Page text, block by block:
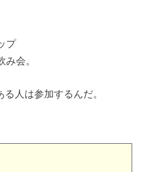
プ
み会。
人は参加するんだ。